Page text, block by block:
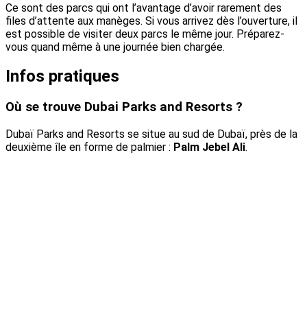
Ce sont des parcs qui ont l’avantage d’avoir rarement des
files d’attente aux manèges. Si vous arrivez dès l’ouverture, il
est possible de visiter deux parcs le même jour. Préparez-
vous quand même à une journée bien chargée.
Infos pratiques
Où se trouve Dubai Parks and Resorts ?
Dubaï Parks and Resorts se situe au sud de Dubaï, près de la
deuxième île en forme de palmier : Palm Jebel Ali.